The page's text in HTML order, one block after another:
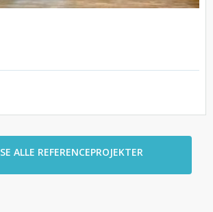
SE ALLE REFERENCEPROJEKTER